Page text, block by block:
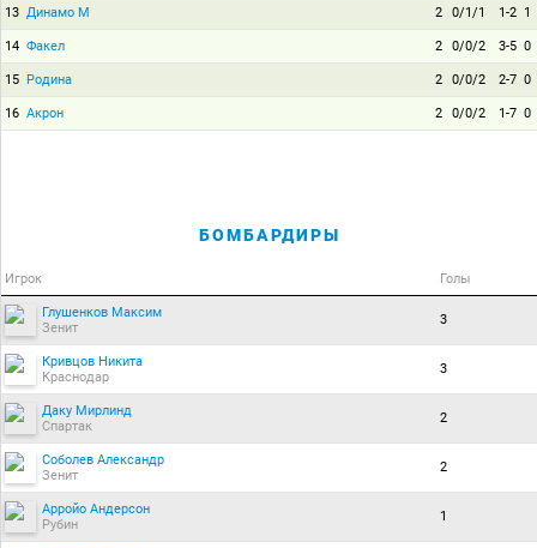
13 Динамо М 2 0/1/1 1-2 1
14 Факел 2 0/0/2 3-5 0
15 Родина 2 0/0/2 2-7 0
16 Акрон 2 0/0/2 1-7 0
БОМБАРДИРЫ
Игрок Голы
Глушенков Максим
Зенит
3
Кривцов Никита
Краснодар
3
Даку Мирлинд
Спартак
2
Соболев Александр
Зенит
2
Арройо Андерсон
Рубин
1